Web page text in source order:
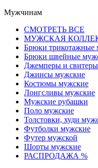
Мужчинам
СМОТРЕТЬ ВСЕ
МУЖСКАЯ
Брюки трикотажные
Брюки швейные
Джемперы и
Джинсы мужские
Костюмы мужские
Лонгсливы мужские
Мужские рубашки
Поло мужские
Толстовки, худи
Футболки мужские
Футер мужской
Шорты мужские
РАСПРОДАЖА %